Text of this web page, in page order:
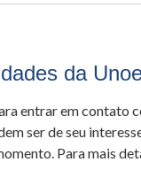
da
entrar em contato
ser de seu
Para mais